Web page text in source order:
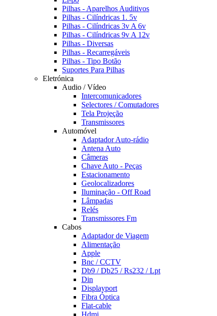
Pilhas - Aparelhos Auditivos
Pilhas - Cilíndricas 1. 5v
Pilhas - Cilíndricas 3v A 6v
Pilhas - Cilíndricas 9v A 12v
Pilhas - Diversas
Pilhas - Recarregáveis
Pilhas - Tipo Botão
Suportes Para Pilhas
Eletrónica
Audio / Vídeo
Intercomunicadores
Selectores / Comutadores
Tela Projeção
Transmissores
Automóvel
Adaptador Auto-rádio
Antena Auto
Câmeras
Chave Auto - Peças
Estacionamento
Geolocalizadores
Iluminação - Off Road
Lâmpadas
Relés
Transmissores Fm
Cabos
Adaptador de Viagem
Alimentação
Apple
Bnc / CCTV
Db9 / Db25 / Rs232 / Lpt
Din
Displayport
Fibra Óptica
Flat-cable
Hdmi